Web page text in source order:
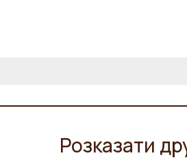
Розказати